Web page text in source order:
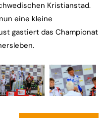
Kristianstad.
eine kleine
gastiert das Championat